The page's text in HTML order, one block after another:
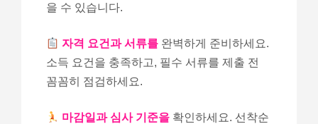
을 수 있습니다.
자격 요건과 서류를 완벽하게 준비하세요.
소득 요건을 충족하고, 필수 서류를 제출 전
꼼꼼히 점검하세요.
마감일과 심사 기준을 확인하세요. 선착순